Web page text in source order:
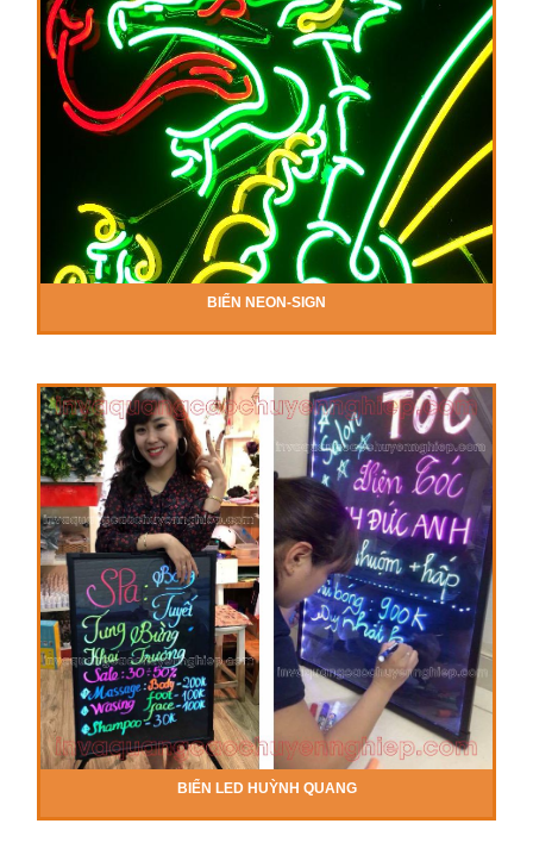
BIỂN NEON-SIGN
BIỂN LED HUỲNH QUANG